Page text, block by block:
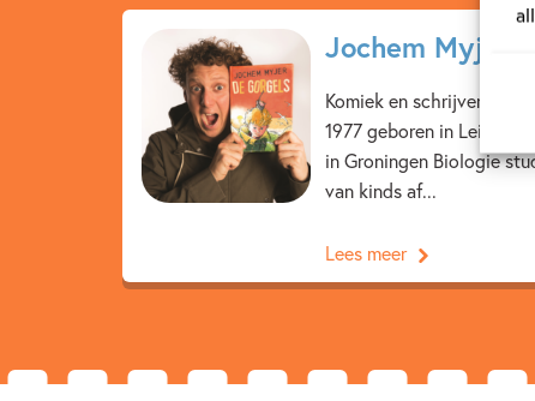
Jochem Myjer
Komiek en schrijver
1977 geboren in Leiden.
in Groningen Biologie
van kinds af...
Lees meer